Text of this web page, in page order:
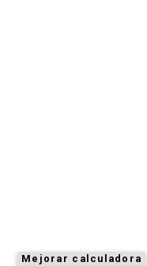
Mejorar calculadora